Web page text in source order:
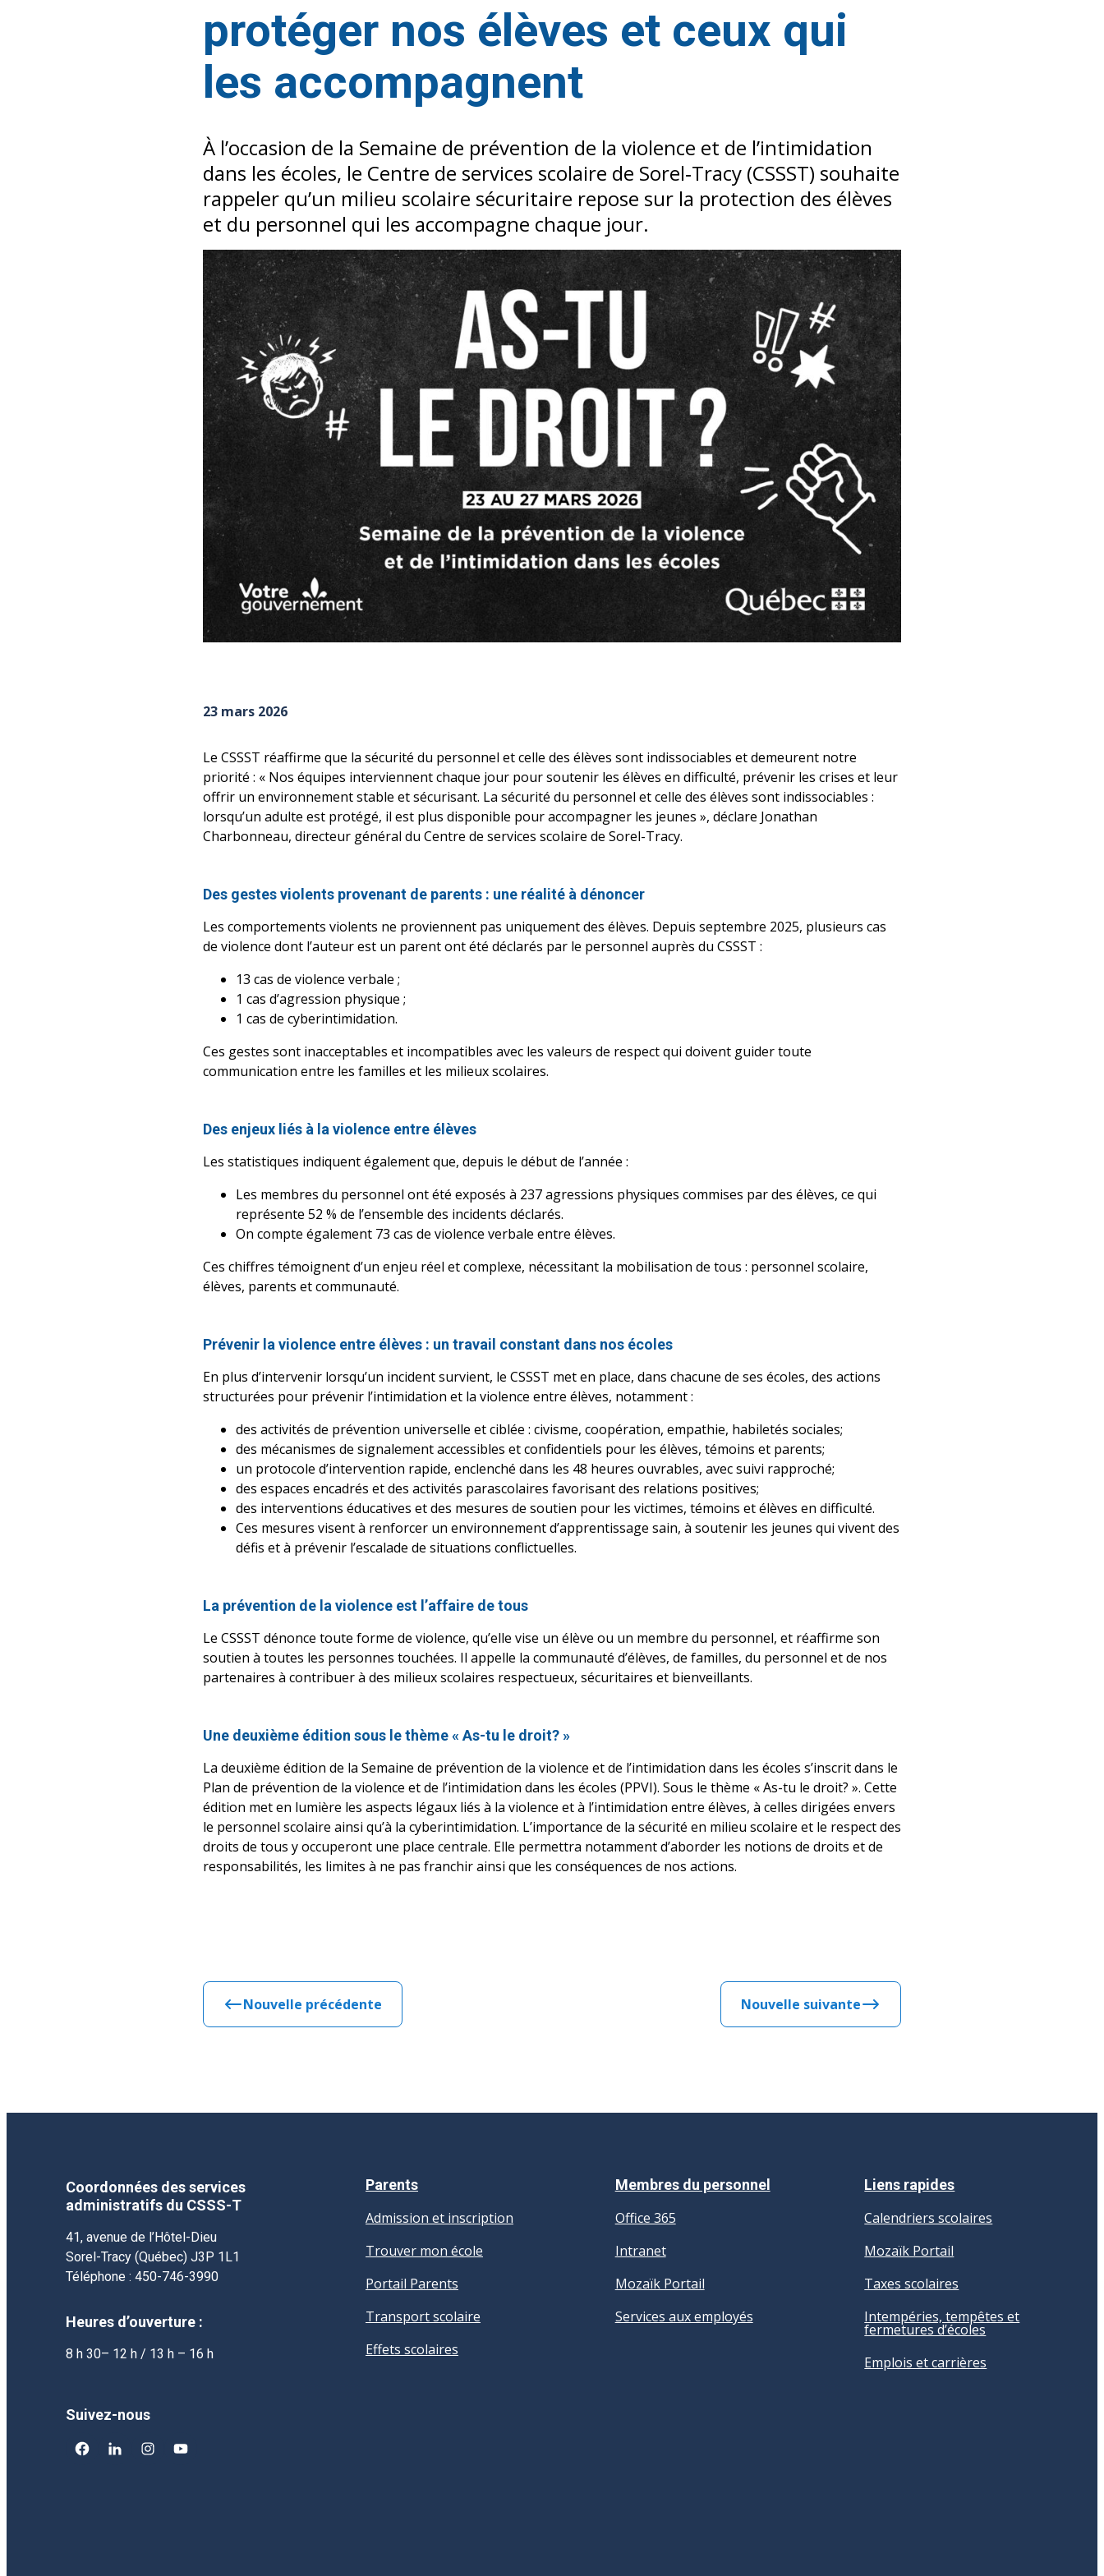
protéger nos élèves et ceux qui
les accompagnent
À l’occasion de la Semaine de prévention de la violence et de l’intimidation
dans les écoles, le Centre de services scolaire de Sorel‑Tracy (CSSST) souhaite
rappeler qu’un milieu scolaire sécuritaire repose sur la protection des élèves
et du personnel qui les accompagne chaque jour.
23 mars 2026
Le CSSST réaffirme que la sécurité du personnel et celle des élèves sont indissociables et demeurent notre
priorité : « Nos équipes interviennent chaque jour pour soutenir les élèves en difficulté, prévenir les crises et leur
offrir un environnement stable et sécurisant. La sécurité du personnel et celle des élèves sont indissociables :
lorsqu’un adulte est protégé, il est plus disponible pour accompagner les jeunes », déclare Jonathan
Charbonneau, directeur général du Centre de services scolaire de Sorel-Tracy.
Des gestes violents provenant de parents : une réalité à dénoncer
Les comportements violents ne proviennent pas uniquement des élèves. Depuis septembre 2025, plusieurs cas
de violence dont l’auteur est un parent ont été déclarés par le personnel auprès du CSSST :
13 cas de violence verbale ;
1 cas d’agression physique ;
1 cas de cyberintimidation.
Ces gestes sont inacceptables et incompatibles avec les valeurs de respect qui doivent guider toute
communication entre les familles et les milieux scolaires.
Des enjeux liés à la violence entre élèves
Les statistiques indiquent également que, depuis le début de l’année :
Les membres du personnel ont été exposés à 237 agressions physiques commises par des élèves, ce qui
représente 52 % de l’ensemble des incidents déclarés.
On compte également 73 cas de violence verbale entre élèves.
Ces chiffres témoignent d’un enjeu réel et complexe, nécessitant la mobilisation de tous : personnel scolaire,
élèves, parents et communauté.
Prévenir la violence entre élèves : un travail constant dans nos écoles
En plus d’intervenir lorsqu’un incident survient, le CSSST met en place, dans chacune de ses écoles, des actions
structurées pour prévenir l’intimidation et la violence entre élèves, notamment :
des activités de prévention universelle et ciblée : civisme, coopération, empathie, habiletés sociales;
des mécanismes de signalement accessibles et confidentiels pour les élèves, témoins et parents;
un protocole d’intervention rapide, enclenché dans les 48 heures ouvrables, avec suivi rapproché;
des espaces encadrés et des activités parascolaires favorisant des relations positives;
des interventions éducatives et des mesures de soutien pour les victimes, témoins et élèves en difficulté.
Ces mesures visent à renforcer un environnement d’apprentissage sain, à soutenir les jeunes qui vivent des
défis et à prévenir l’escalade de situations conflictuelles.
La prévention de la violence est l’affaire de tous
Le CSSST dénonce toute forme de violence, qu’elle vise un élève ou un membre du personnel, et réaffirme son
soutien à toutes les personnes touchées. Il appelle la communauté d’élèves, de familles, du personnel et de nos
partenaires à contribuer à des milieux scolaires respectueux, sécuritaires et bienveillants.
Une deuxième édition sous le thème « As-tu le droit? »
La deuxième édition de la Semaine de prévention de la violence et de l’intimidation dans les écoles s’inscrit dans le
Plan de prévention de la violence et de l’intimidation dans les écoles (PPVI). Sous le thème « As-tu le droit? ». Cette
édition met en lumière les aspects légaux liés à la violence et à l’intimidation entre élèves, à celles dirigées envers
le personnel scolaire ainsi qu’à la cyberintimidation. L’importance de la sécurité en milieu scolaire et le respect des
droits de tous y occuperont une place centrale. Elle permettra notamment d’aborder les notions de droits et de
responsabilités, les limites à ne pas franchir ainsi que les conséquences de nos actions.
Nouvelle précédente Nouvelle suivante
Coordonnées des services
administratifs du CSSS-T
41, avenue de l’Hôtel-Dieu
Sorel-Tracy (Québec) J3P 1L1
Téléphone : 450-746-3990
Heures d’ouverture :
8 h 30– 12 h / 13 h – 16 h
Suivez-nous
facebooklinkedininstagramyoutube
Parents
Admission et inscription
Trouver mon école
Portail Parents
Transport scolaire
Effets scolaires
Membres du personnel
Office 365
Intranet
Mozaïk Portail
Services aux employés
Liens rapides
Calendriers scolaires
Mozaïk Portail
Taxes scolaires
Intempéries, tempêtes et
fermetures d’écoles
Emplois et carrières